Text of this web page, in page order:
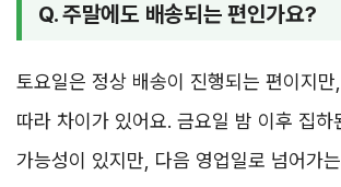
Q. 주말에도 배송되는 편인가요?
토요일은 정상 배송이 진행되는 편이지만
따라 차이가 있어요. 금요일 밤 이후 집하
가능성이 있지만, 다음 영업일로 넘어가